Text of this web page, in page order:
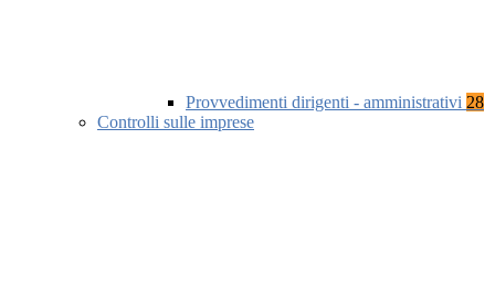
Provvedimenti dirigenti - amministrativi 28
Controlli sulle imprese